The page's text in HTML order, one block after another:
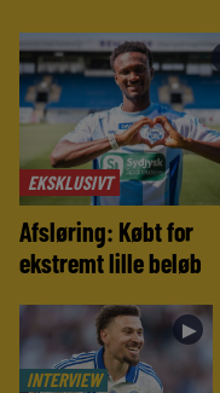
EKSKLUSIVT
Afsløring: Købt for
ekstremt lille beløb
INTERVIEW
►